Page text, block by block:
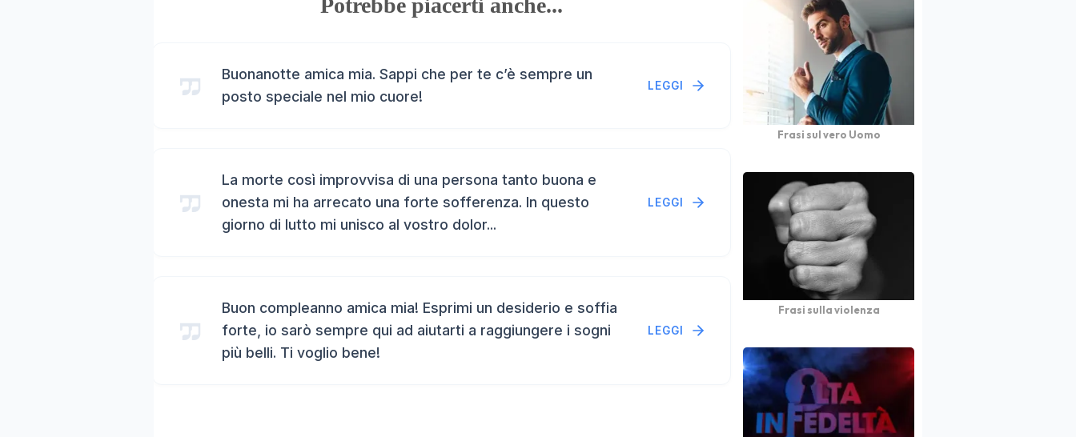
Potrebbe piacerti anche...
Buonanotte amica mia. Sappi che per te c’è sempre un
posto speciale nel mio cuore!
LEGGI
La morte così improvvisa di una persona tanto buona e
onesta mi ha arrecato una forte sofferenza. In questo
giorno di lutto mi unisco al vostro dolor...
LEGGI
Buon compleanno amica mia! Esprimi un desiderio e soffia
forte, io sarò sempre qui ad aiutarti a raggiungere i sogni
più belli. Ti voglio bene!
LEGGI
Frasi sul vero Uomo
Frasi sulla violenza